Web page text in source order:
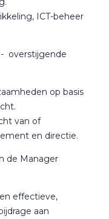
ICT-beheer
overstijgende
op basis
van of
en directie.
de Manager
effectieve,
aan